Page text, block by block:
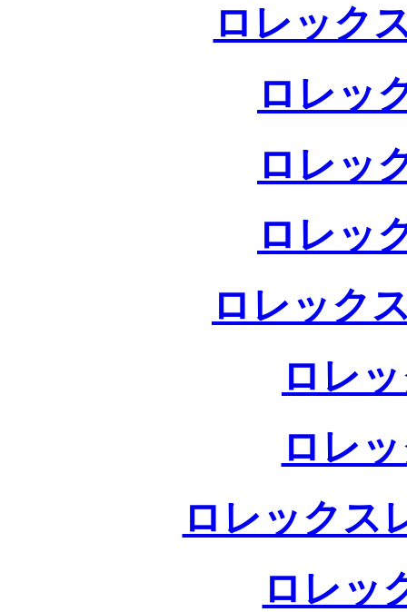
ロレック
ロレッ
ロレッ
ロレッ
ロレック
ロレ
ロレ
ロレックス
ロレッ